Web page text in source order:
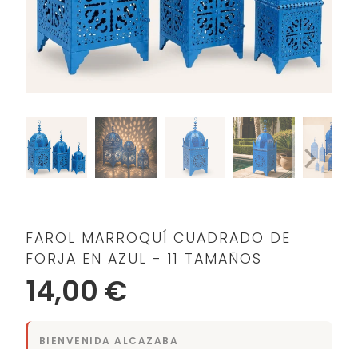
FAROL MARROQUÍ CUADRADO DE
FORJA EN AZUL - 11 TAMAÑOS
14,00 €
BIENVENIDA ALCAZABA